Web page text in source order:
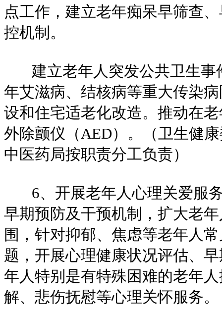
点工作，建立老年痴呆早筛查
控机制。
建立老年人突发公共卫生事
年艾滋病、结核病等重大传染
设和住宅适老化改造。推动在
外除颤仪（AED）。（卫生健
中医药局按职责分工负责）
6、开展老年人心理关爱服
早期预防及干预机制，扩大老
围，针对抑郁、焦虑等老年人
题，开展心理健康状况评估、
年人特别是有特殊困难的老年
解、悲伤抚慰等心理关怀服务。